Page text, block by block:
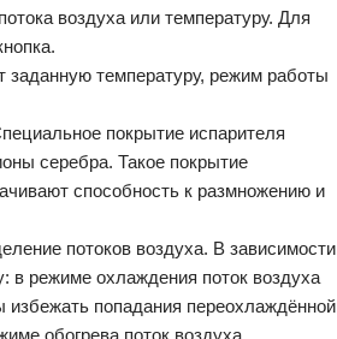
воздуха или температуру. Для
заданную температуру, режим работы
покрытие испарителя
серебра. Такое покрытие
способность к размножению и
потоков воздуха. В зависимости
в режиме охлаждения поток воздуха
избежать попадания переохлаждённой
обогрева поток воздуха